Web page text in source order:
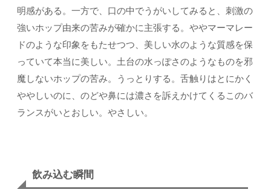
明感がある。一方で、口の中でうがいしてみると、刺激の
強いホップ由来の苦みが確かに主張する。ややマーマレー
ドのような印象をもたせつつ、美しい水のような質感を保
っていて本当に美しい。土台の水っぽさのようなものを邪
魔しないホップの苦み。うっとりする。舌触りはとにかく
ややしいのに、のどや鼻には濃さを訴えかけてくるこのバ
ランスがいとおしい。やさしい。
飲み込む瞬間